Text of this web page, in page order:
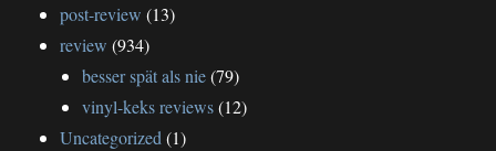
post-review (13)
review (934)
besser spät als nie(79)
vinyl-keks reviews(12)
Uncategorized (1)